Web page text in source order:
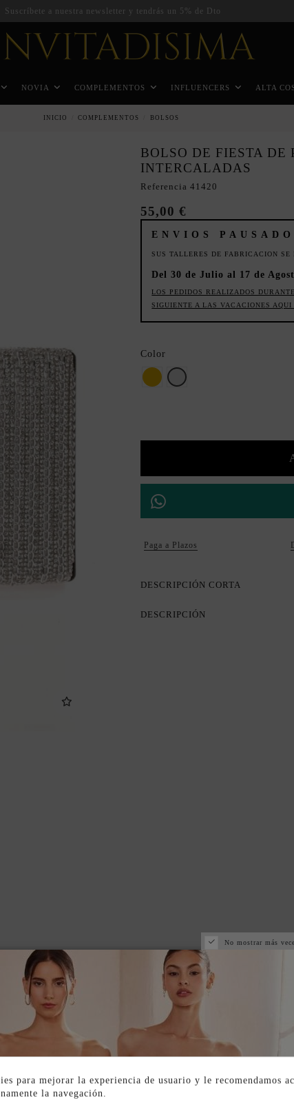
Suscríbete a nuestra newsletter y tendrás un 5% de Dto
NOVIA COMPLEMENTOS INFLUENCERS ALTA
INICIO COMPLEMENTOS BOLSOS
BOLSO DE FIESTA DE
INTERCALADAS
Referencia 41420
55,00 €
ENVIOS
SUS TALLERES DE FABRICACION SE
Del 30 de Julio al 17 de
LOS PEDIDOS REALIZADOS
SIGUIENTE A LAS VACACIONES
Color
Oro Plata
Paga a Plazos
DESCRIPCIÓN CORTA
DESCRIPCIÓN
No mostrar más
para mejorar la experiencia de usuario y le recomendamos
la navegación.